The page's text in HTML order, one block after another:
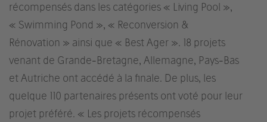
récompensés dans les catégories « Living Pool »,
« Swimming Pond », « Reconversion &
Rénovation » ainsi que « Best Ager ». 18 projets
venant de Grande-Bretagne, Allemagne, Pays-Bas
et Autriche ont accédé à la finale. De plus, les
quelque 110 partenaires présents ont voté pour leur
projet préféré. « Les projets récompensés